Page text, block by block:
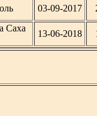
03-09-2017
Саха
13-06-2018